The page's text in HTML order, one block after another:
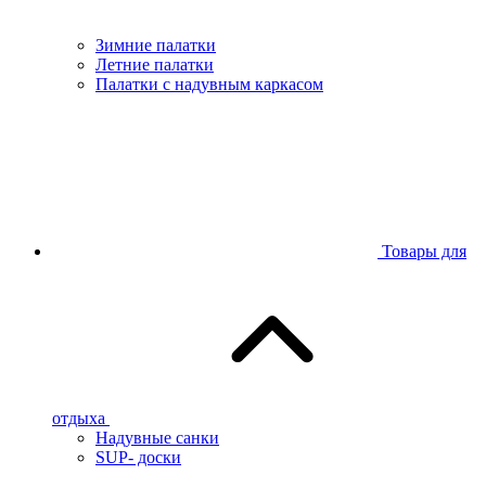
Зимние палатки
Летние палатки
Палатки с надувным каркасом
Товары для
отдыха
Надувные санки
SUP- доски